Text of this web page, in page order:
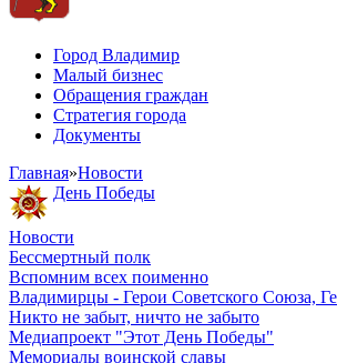
Город Владимир
Малый бизнес
Обращения граждан
Стратегия города
Документы
Главная»Новости
День Победы
Новости
Бессмертный полк
Вспомним всех поименно
Владимирцы - Герои Советского Союза,
Никто не забыт, ничто не забыто
Медиапроект "Этот День Победы"
Мемориалы воинской славы